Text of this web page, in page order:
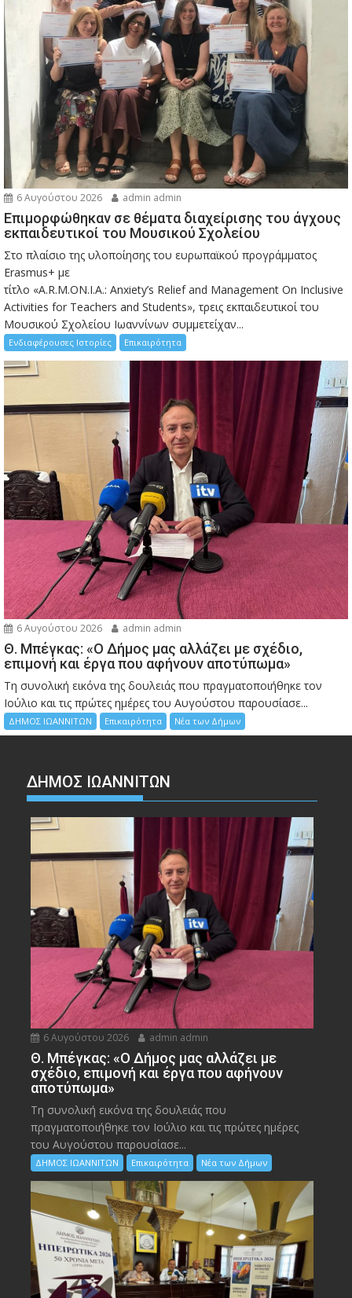
6 Αυγούστου 2026 admin admin
Eπιμορφώθηκαν σε θέματα διαχείρισης του άγχους
εκπαιδευτικοί του Μουσικού Σχολείου
Στο πλαίσιο της υλοποίησης του ευρωπαϊκού προγράμματος
Erasmus+ με
τίτλο «A.R.M.ON.I.A.: Anxiety’s Relief and Management On Inclusive
Activities for Teachers and Students», τρεις εκπαιδευτικοί του
Μουσικού Σχολείου Ιωαννίνων συμμετείχαν...
Ενδιαφέρουσες Ιστορίες Επικαιρότητα
6 Αυγούστου 2026 admin admin
Θ. Μπέγκας: «Ο Δήμος μας αλλάζει με σχέδιο,
επιμονή και έργα που αφήνουν αποτύπωμα»
Τη συνολική εικόνα της δουλειάς που πραγματοποιήθηκε τον
Ιούλιο και τις πρώτες ημέρες του Αυγούστου παρουσίασε...
ΔΗΜΟΣ ΙΩΑΝΝΙΤΩΝ Επικαιρότητα Νέα των Δήμων
ΔΗΜΟΣ ΙΩΑΝΝΙΤΩΝ
6 Αυγούστου 2026 admin admin
Θ. Μπέγκας: «Ο Δήμος μας αλλάζει με
σχέδιο, επιμονή και έργα που αφήνουν
αποτύπωμα»
Τη συνολική εικόνα της δουλειάς που
πραγματοποιήθηκε τον Ιούλιο και τις πρώτες ημέρες
του Αυγούστου παρουσίασε...
ΔΗΜΟΣ ΙΩΑΝΝΙΤΩΝ Επικαιρότητα Νέα των Δήμων